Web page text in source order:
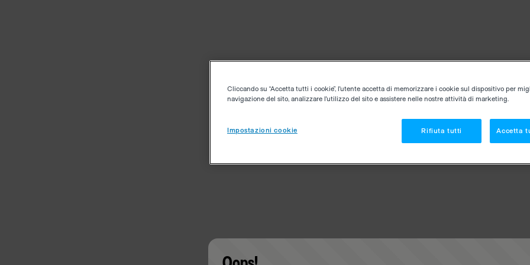
Cliccando su “Accetta tutti i cookie”, l'utente accetta di memorizzare i cookie sul dispositivo per
navigazione del sito, analizzare l'utilizzo del sito e assistere nelle nostre attività di marketing.
Impostazioni cookie Rifiuta tutti Accetta